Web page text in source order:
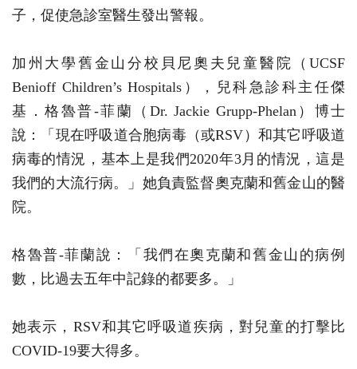
子，促使急診室醫生發出警報。
加州大學舊金山分校貝尼奧夫兒童醫院（UCSF
Benioff Children’s Hospitals），兒科急診科主任傑
基．格魯普-菲蘭（Dr. Jackie Grupp-Phelan）博士
說：「現在呼吸道合胞病毒（或RSV）和其它呼吸道
病毒的情況，基本上是我們2020年3月的情況，這是
我們的大流行病。」她負責監督奧克蘭和舊金山的醫
院。
格魯普-菲蘭說：「我們在奧克蘭和舊金山的病例
數，比過去五年中記錄的都要多。」
她表示，RSV和其它呼吸道疾病，對兒童的打擊比
COVID-19要大得多。